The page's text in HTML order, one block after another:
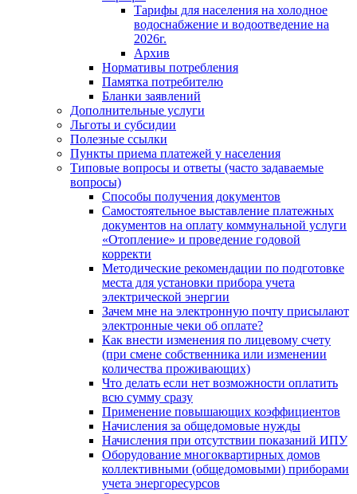
Тарифы для населения на холодное
водоснабжение и водоотведение на
2026г.
Архив
Нормативы потребления
Памятка потребителю
Бланки заявлений
Дополнительные услуги
Льготы и субсидии
Полезные ссылки
Пункты приема платежей у населения
Типовые вопросы и ответы (часто задаваемые
вопросы)
Способы получения документов
Самостоятельное выставление платежных
документов на оплату коммунальной услуги
«Отопление» и проведение годовой
корректи
Методические рекомендации по подготовке
места для установки прибора учета
электрической энергии
Зачем мне на электронную почту присылают
электронные чеки об оплате?
Как внести изменения по лицевому счету
(при смене собственника или изменении
количества проживающих)
Что делать если нет возможности оплатить
всю сумму сразу
Применение повышающих коэффициентов
Начисления за общедомовые нужды
Начисления при отсутствии показаний ИПУ
Оборудование многоквартирных домов
коллективными (общедомовыми) приборами
учета энергоресурсов